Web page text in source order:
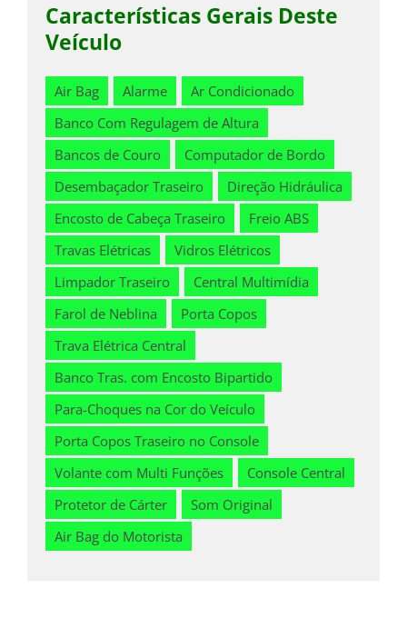
Características Gerais Deste
Veículo
Air Bag Alarme
Ar Condicionado
Banco Com Regulagem de Altura
Bancos de Couro
Computador de Bordo
Desembaçador Traseiro
Direção Hidráulica
Encosto de Cabeça Traseiro
Freio ABS
Travas Elétricas
Vidros Elétricos
Limpador Traseiro
Central Multimídia
Farol de Neblina
Porta Copos
Trava Elétrica Central
Banco Tras. com Encosto Bipartido
Para-Choques na Cor do Veículo
Porta Copos Traseiro no Console
Volante com Multi Funções
Console Central
Protetor de Cárter
Som Original
Air Bag do Motorista